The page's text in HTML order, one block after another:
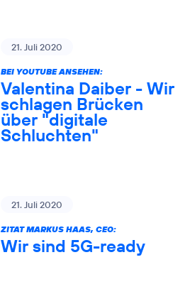
21. Juli 2020
BEI YOUTUBE ANSEHEN:
Valentina Daiber - Wir
schlagen Brücken
über "digitale
Schluchten"
21. Juli 2020
ZITAT MARKUS HAAS, CEO:
Wir sind 5G-ready